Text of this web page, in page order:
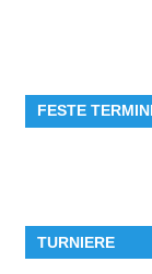
FESTE
TURNIERE